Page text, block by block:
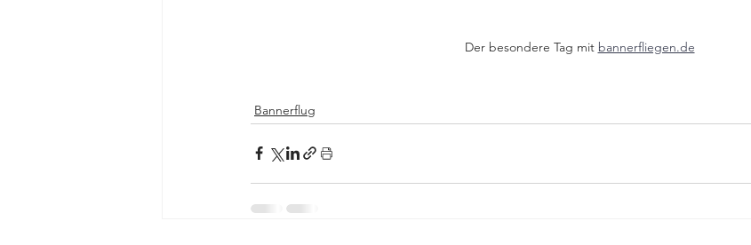
Der besondere Tag mit bannerfliegen.de
Bannerflug